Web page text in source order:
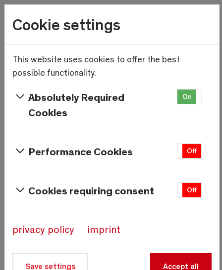
Skip to main content
18.6°C
Wetter
Record du monde: la plus
longue cordée féminine prête
à gravir l’Allalinhorn.
Cookie settings
This website uses cookies to offer the best
possible functionality.
Absolutely Required
Cookies
On
Performance Cookies Off
Cookies requiring consent Off
privacy policy imprint
Save settings Accept all